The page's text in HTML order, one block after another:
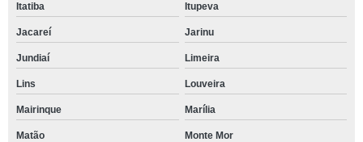
Itatiba Itupeva
Jacareí Jarinu
Jundiaí Limeira
Lins Louveira
Mairinque Marília
Matão Monte Mor